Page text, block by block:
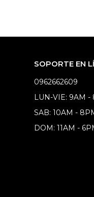
SOPORTE EN
0962662609
LUN-VIE: 9AM -
SAB: 10AM -
DOM: 11AM -